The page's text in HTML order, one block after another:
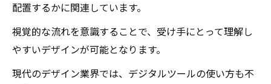
配置するかに関連しています。
視覚的な流れを意識することで、受け手にとって理解し
やすいデザインが可能となります。
現代のデザイン業界では、デジタルツールの使い方も不